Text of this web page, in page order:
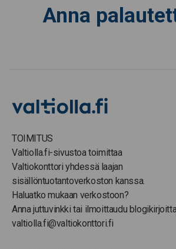
Anna
TOIMITUS
Valtiolla.fi-sivustoa toimittaa
Valtiokonttori yhdessä laajan
sisällöntuotantoverkoston kanssa.
Haluatko mukaan verkostoon?
Anna juttuvinkki tai ilmoittaudu
valtiolla.fi@valtiokonttori.fi